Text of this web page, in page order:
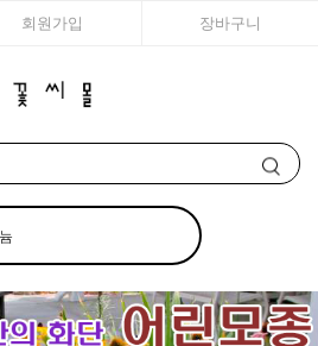
회원가입 장바구니